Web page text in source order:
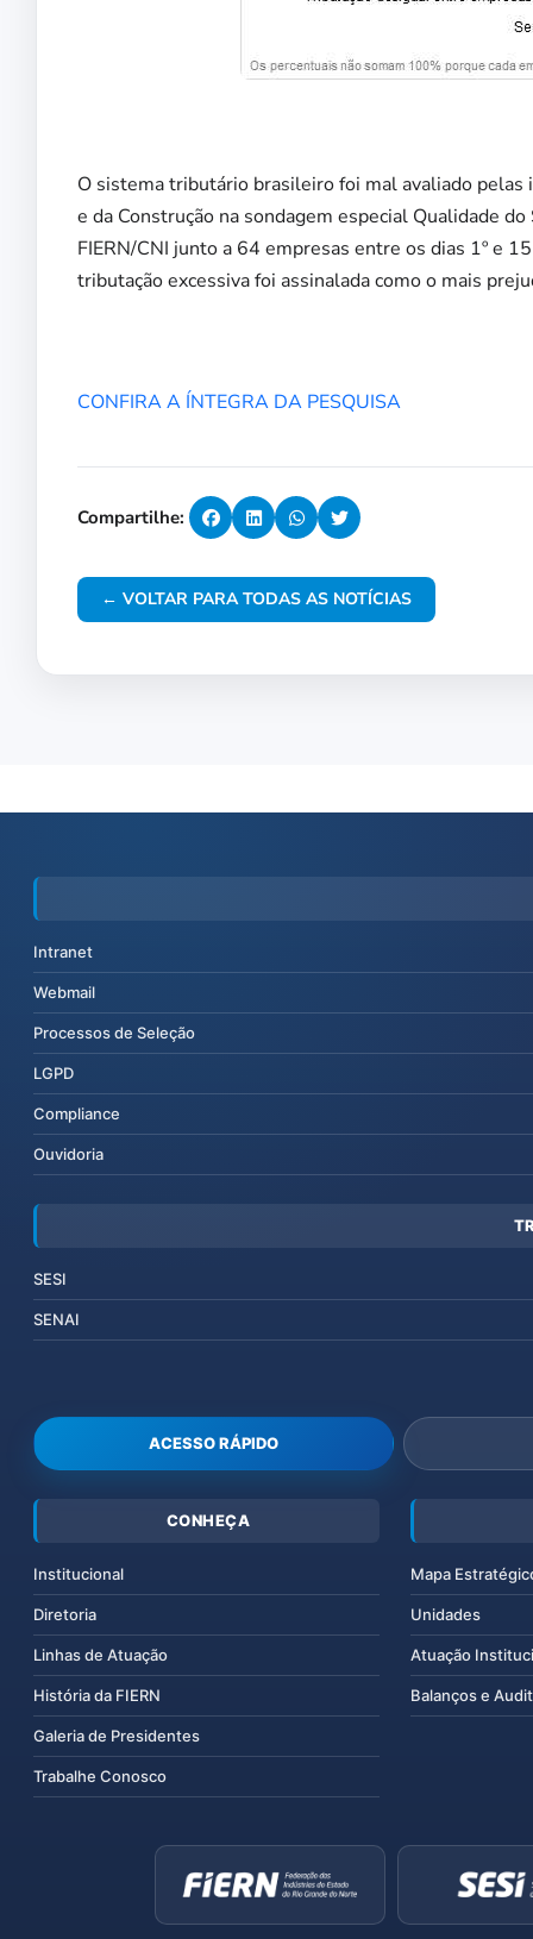
O sistema tributário brasileiro foi mal avaliado
e da Construção na sondagem especial Qualidade
FIERN/CNI junto a 64 empresas entre os dias 1º e
tributação excessiva foi assinalada como o mais
CONFIRA A ÍNTEGRA DA PESQUISA
Compartilhe:
← VOLTAR PARA TODAS AS NOTÍCIAS
Intranet
Webmail
Processos de Seleção
LGPD
Compliance
Ouvidoria
SESI
SENAI
ACESSO RÁPIDO
CONHEÇA
Institucional
Diretoria
Linhas de Atuação
História da FIERN
Galeria de Presidentes
Trabalhe Conosco
Mapa
Unidades
Atuação
Balanços e